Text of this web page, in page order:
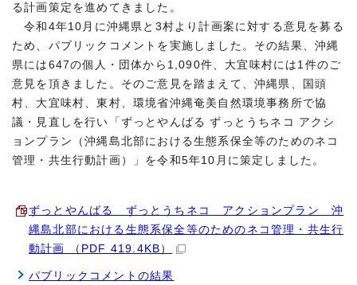
る計画策定を進めてきました。
令和4年10月に沖縄県と3村より計画案に対する意見を募る
ため、パブリックコメントを実施しました。その結果、沖縄
県には647の個人・団体から1,090件、大宜味村には1件のご
意見を頂きました。そのご意見を踏まえて、沖縄県、国頭
村、大宜味村、東村、環境省沖縄奄美自然環境事務所で協
議・見直しを行い「ずっとやんばる ずっとうちネコ アクシ
ョンプラン（沖縄島北部における生態系保全等のためのネコ
管理・共生行動計画）」を令和5年10月に策定しました。
ずっとやんばる ずっとうちネコ アクションプラン 沖
縄島北部における生態系保全等のためのネコ管理・共生行
動計画 （PDF 419.4KB）
パブリックコメントの結果